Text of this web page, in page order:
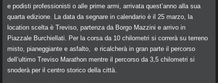
e podisti professionisti o alle prime armi, arrivata quest’anno alla sua
quarta edizione. La data da segnare in calendario è il 25 marzo, la
location scelta è Treviso, partenza da Borgo Mazzini e arrivo in
Piazzale Burchiellati. Per la corsa da 10 chilometri si correrà su terreno
misto, pianeggiante e asfalto, e ricalcherà in gran parte il percorso
dell’ultimo Treviso Marathon mentre il percorso da 3,5 chilometri si
snoderà per il centro storico della città.